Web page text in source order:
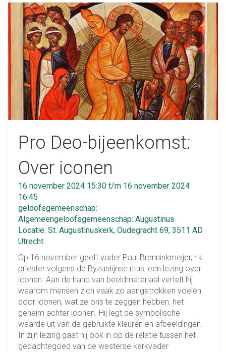
Pro Deo-bijeenkomst:
Over iconen
16 november 2024 15:30 t/m 16 november 2024
16:45
geloofsgemeenschap:
Algemeengeloofsgemeenschap: Augustinus
Locatie: St. Augustinuskerk, Oudegracht 69, 3511 AD
Utrecht
Op 16 november geeft vader Paul Brenninkmeijer, r.k.
priester volgens de Byzantijnse ritus, een lezing over
iconen. Aan de hand van beeldmateriaal vertelt hij
waarom mensen zich vaak zo aangetrokken voelen
door iconen, wat ze ons te zeggen hebben: het
geheim achter iconen. Hij legt de symbolische
waarde uit van de gebruikte kleuren en afbeeldingen.
In zijn lezing gaat hij ook in op de relatie tussen het
gedachtegoed van de westerse kerkvader